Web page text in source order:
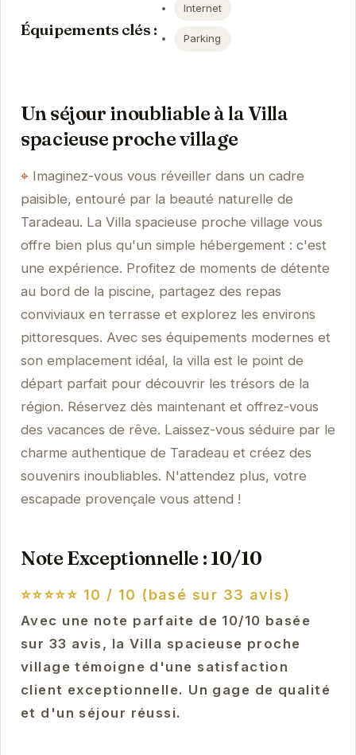
Équipements clés :
Internet
Parking
Un séjour inoubliable à la Villa
spacieuse proche village
Imaginez-vous vous réveiller dans un cadre
paisible, entouré par la beauté naturelle de
Taradeau. La Villa spacieuse proche village vous
offre bien plus qu'un simple hébergement : c'est
une expérience. Profitez de moments de détente
au bord de la piscine, partagez des repas
conviviaux en terrasse et explorez les environs
pittoresques. Avec ses équipements modernes et
son emplacement idéal, la villa est le point de
départ parfait pour découvrir les trésors de la
région. Réservez dès maintenant et offrez-vous
des vacances de rêve. Laissez-vous séduire par le
charme authentique de Taradeau et créez des
souvenirs inoubliables. N'attendez plus, votre
escapade provençale vous attend !
Note Exceptionnelle : 10/10
⭐⭐⭐⭐⭐ 10 / 10 (basé sur 33 avis)
Avec une note parfaite de 10/10 basée
sur 33 avis, la Villa spacieuse proche
village témoigne d'une satisfaction
client exceptionnelle. Un gage de qualité
et d'un séjour réussi.